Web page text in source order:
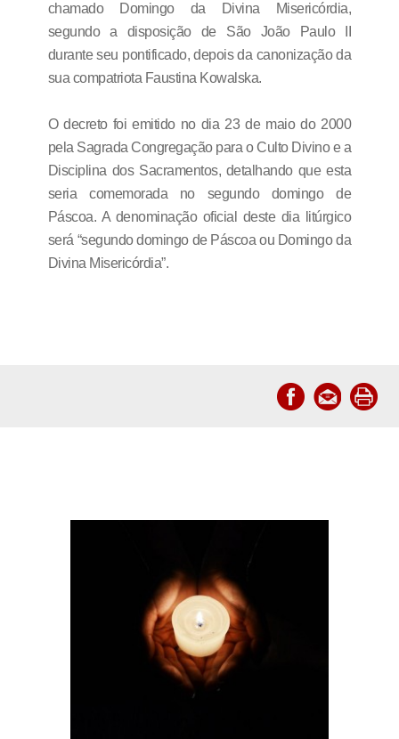
chamado Domingo da Divina Misericórdia,
segundo a disposição de São João Paulo II
durante seu pontificado, depois da canonização da
sua compatriota Faustina Kowalska.
O decreto foi emitido no dia 23 de maio do 2000
pela Sagrada Congregação para o Culto Divino e a
Disciplina dos Sacramentos, detalhando que esta
seria comemorada no segundo domingo de
Páscoa. A denominação oficial deste dia litúrgico
será “segundo domingo de Páscoa ou Domingo da
Divina Misericórdia”.